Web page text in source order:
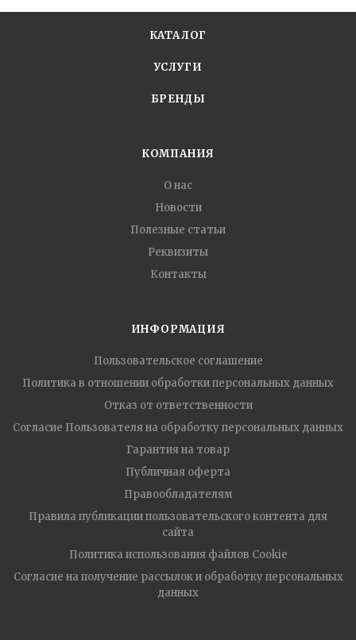
КАТАЛОГ
УСЛУГИ
БРЕНДЫ
КОМПАНИЯ
О нас
Новости
Полезные статьи
Реквизиты
Контакты
ИНФОРМАЦИЯ
Пользовательское соглашение
Политика в отношении обработки персональных данных
Отказ от ответственности
Согласие Пользователя на обработку персональных данных
Гарантия на товар
Публичная оферта
Правообладателям
Правила публикации пользовательского контента для
сайта
Политика использования файлов Cookie
Согласие на получение рассылок и обработку персональных
данных